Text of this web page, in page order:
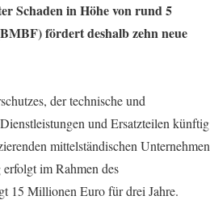
Schaden in Höhe von rund 5
fördert deshalb zehn neue
der technische und
und Ersatzteilen künftig
mittelständischen Unternehmen
im Rahmen des
15 Millionen Euro für drei Jahre.